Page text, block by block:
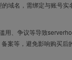
域名，需绑定与账号实
用、争议等导致
案等，避免影响购买